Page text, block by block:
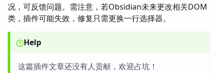
况，可反馈问题。需注意，若Obsidian未来更改相关DOM
类，插件可能失效，修复只需更换一行选择器。
Help
这篇插件文章还没有人贡献，欢迎占坑！